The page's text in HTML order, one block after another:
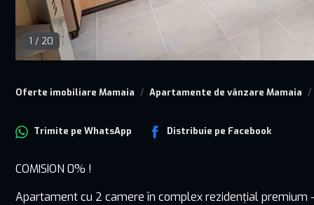
1 / 20
Oferte imobiliare Mamaia Apartamente de vânzare Mamaia
Trimite pe WhatsApp Distribuie pe Facebook
COMISION 0% !
Apartament cu 2 camere în complex rezidențial premium